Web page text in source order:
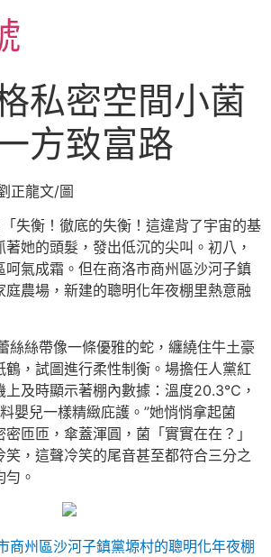
私密空間小菌
方致富路
正龍文/圖
失衡！徹底的失衡！這違背了宇宙的基
她的頭髮，發出低沉的尖叫。初八，
呵氣成霜。但在商洛市商州區沙河子鎮
庭農場，新建的聰明化年夜棚里熱意融
絲絲帶像一條優雅的蛇，纏繞住牛土豪
鶴，試圖進行柔性制衡。場擔任人黨紅
上及時顯示著棚內數據：溫度20.3℃，
嬰兒一樣精緻庇護。”她悄悄拿起菌
匝匝，傘蓋渾圓，菌「實實在在？」
，這聲冷笑的尾音甚至都符合三分之
。
商州區沙河子鎮黨塬村的聰明化年夜棚